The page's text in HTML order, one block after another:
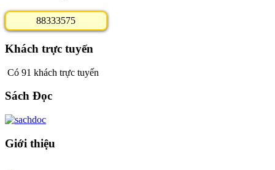
88333575
Khách trực tuyến
Có 91 khách trực tuyến
Sách Đọc
Giới thiệu